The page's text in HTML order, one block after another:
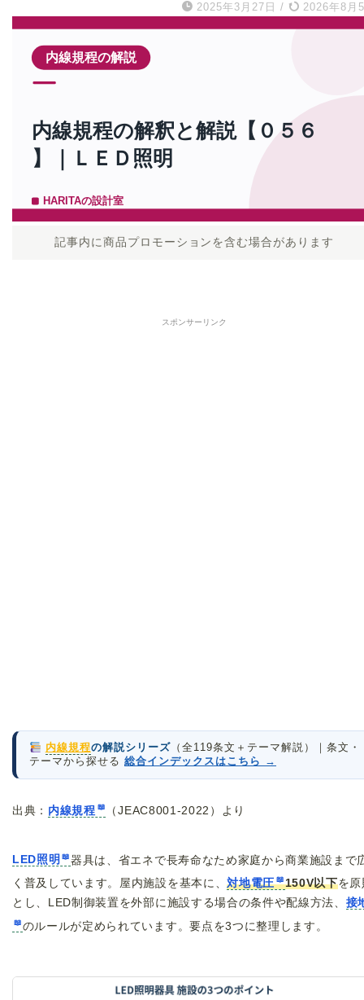
2025年3月27日 / 2026年8月
記事内に商品プロモーションを含む場合があります
スポンサーリンク
内線規程の解説シリーズ（全119条文＋テーマ解説）｜条文・
テーマから探せる 総合インデックスはこちら →
出典： 内線規程 （JEAC8001-2022）より
LED照明
器具は、省エネで長寿命なため家庭から商業施設まで
く普及しています。屋内施設を基本に、対地電圧 150V以下を原
とし、LED制御装置を外部に施設する場合の条件や配線方法、 接
のルールが定められています。要点を3つに整理します。